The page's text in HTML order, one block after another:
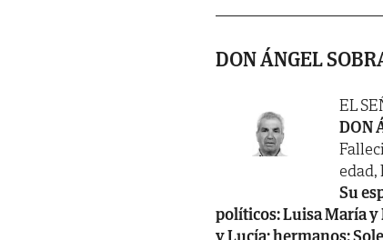
DON ÁNGEL
EL
DON
edad,
Su
políticos: Luisa María y
y Lucía; hermanos: